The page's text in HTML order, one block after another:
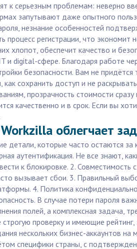
к серьезным проблемам: неверно
запутывают даже опытного
незнание особенностей
регистрации, что экономит
хлопот, обеспечит качество и
digital-сфере. Благодаря работе
безопасности. Вам не
сохранить доступ и не
прозрачность стоимости
качественно и в срок. Если вы
облегчает
детали, которые часто остаются
аутентификация. Не все знают,
к блокировке. 2. Совместимость
вызывает сбои. 3. Правильный
4. Политика
В случае потери пароля
полей, а комплексная задача,
проверку и имеющие
нескольких бизнес-аккаунтов
специфики страны, с